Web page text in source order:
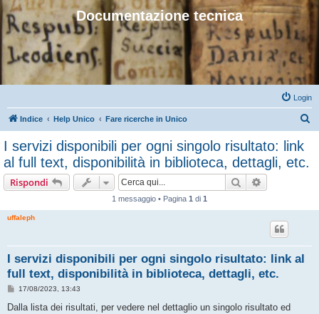
Documentazione tecnica
Login
Indice Help Unico Fare ricerche in Unico
I servizi disponibili per ogni singolo risultato: link
al full text, disponibilità in biblioteca, dettagli, etc.
Rispondi Cerca
1 messaggio • Pagina 1 di 1
uffaleph
I servizi disponibili per ogni singolo risultato: link al
full text, disponibilità in biblioteca, dettagli, etc.
M
s
17/08/2023, 13:43
Dalla lista dei risultati, per vedere nel dettaglio un singolo risultato ed